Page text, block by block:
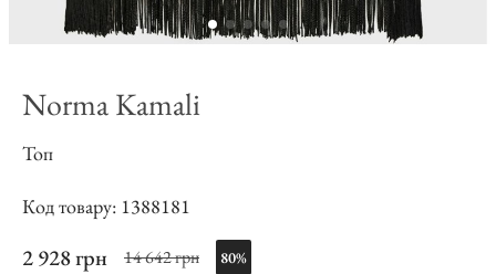
Norma Kamali
Топ
Код товару: 1388181
2 928 грн 14 642 грн 80%